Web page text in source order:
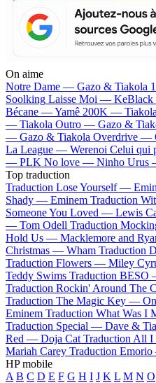
On aime
Notre Dame — Gazo & Tiakola
Soolking Laisse Moi — KeBlack
Bécane —Yamê 200K — Tiakola
— Tiakola Outro — Gazo &
— Gazo & Tiakola Overdrive —
La League — Werenoi Celui qui
— PLK No love — Ninho Urus
Top traduction
Traduction Lose Yourself —
Shady — Eminem Traduction
Someone You Loved — Lewis
— Tom Odell Traduction
Hold Us — Macklemore and
Christmas — Wham Traduction
Traduction Flowers — Miley
Teddy Swims Traduction BESO
Traduction Rockin' Around The
Traduction The Magic Key —
Eminem Traduction What Was I
Traduction Special — Dave &
Red — Doja Cat Traduction All I
Mariah Carey Traduction
HP mobile
A B C D E F G H I J K L M N O